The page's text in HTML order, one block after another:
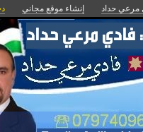
مرعي حداد إنشاء موقع مجاني